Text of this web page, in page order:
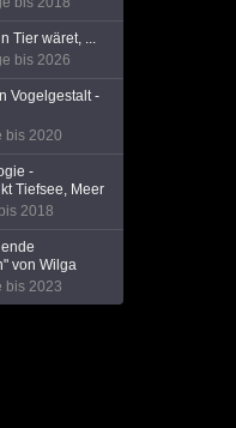
Tier wäret, ...
bis 2026
Vogelgestalt -
bis 2020
-
Tiefsee, Meer
2018
von Wilga
bis 2023